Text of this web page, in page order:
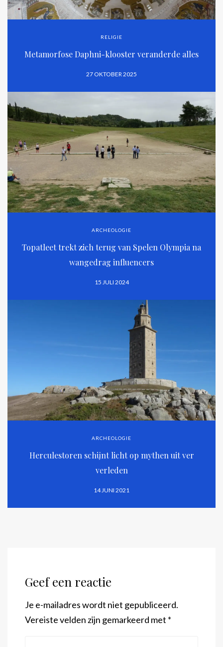
RELIGIE
Metamorfose Daphni-klooster veranderde alles
27 OKTOBER 2025
ARCHEOLOGIE
Topatleet trekt zich terug van Spelen Olympia na
wangedrag influencers
15 JULI 2024
ARCHEOLOGIE
Herculestoren schijnt licht op mythen uit ver
verleden
14 JUNI 2021
Geef een reactie
Je e-mailadres wordt niet gepubliceerd.
Vereiste velden zijn gemarkeerd met *